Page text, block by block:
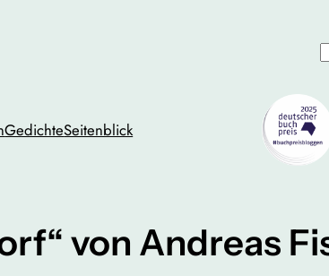
GedichteSeitenblick
von Andreas